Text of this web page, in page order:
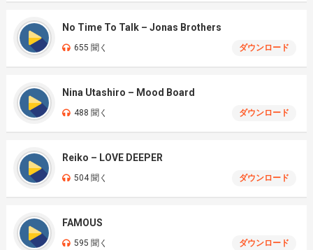
No Time To Talk – Jonas Brothers
655 聞く ダウンロード
Nina Utashiro – Mood Board
488 聞く ダウンロード
Reiko – LOVE DEEPER
504 聞く ダウンロード
FAMOUS
595 聞く ダウンロード